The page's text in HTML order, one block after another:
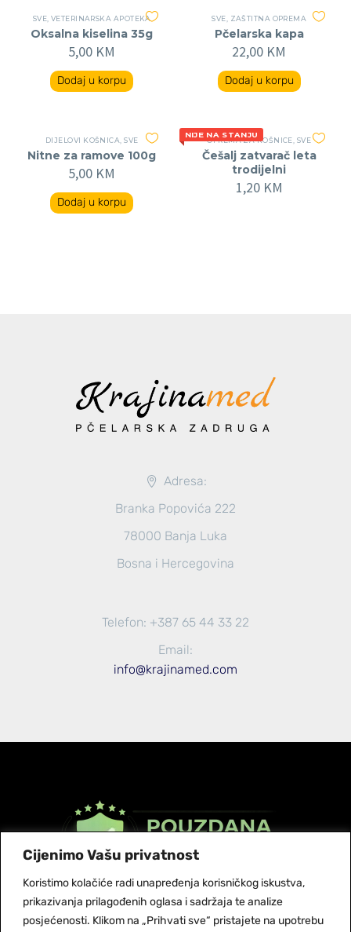
Cijenimo Vašu privatnost
Koristimo kolačiće radi unapređenja korisničkog iskustva,
prikazivanja prilagođenih oglasa i sadržaja te analize
posjećenosti. Klikom na „Prihvati sve“ pristajete na upotrebu
SVE, VETERINARSKA APOTEKA
Oksalna kiselina 35g
5,00 KM
Dodaj u korpu
SVE ZAŠTITNA OPREMA
Pčelarska kapa
22,00 KM
Dodaj u korpu
DIJELOVI KOŠNICA ,SVE
Nitne za ramove 100g
5,00 KM
Dodaj u korpu
NIJE NA STANJU
OPREMA ZA KOŠNICE SVE
Češalj zatvarač leta
trodijelni
1,20 KM
Adresa:
Branka Popovića 222
78000 Banja Luka
Bosna i Hercegovina
Telefon: +387 65 44 33 22
Email:
info@krajinamed.com
© Copyright 2026 Krajinamed